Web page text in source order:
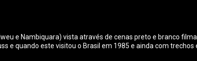
e Nambiquara) vista através de cenas preto e branco
quando este visitou o Brasil em 1985 e ainda com trechos